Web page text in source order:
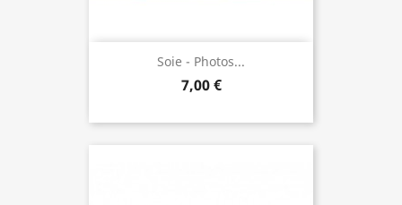
Soie - Photos...
7,00 €